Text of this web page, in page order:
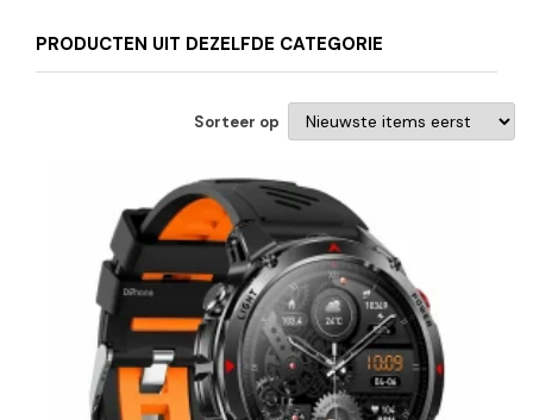
PRODUCTEN UIT DEZELFDE CATEGORIE
Sorteer op